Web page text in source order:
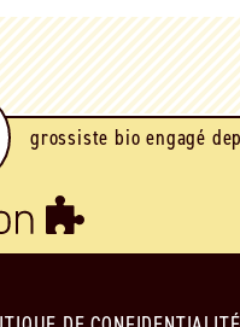
grossiste bio engagé